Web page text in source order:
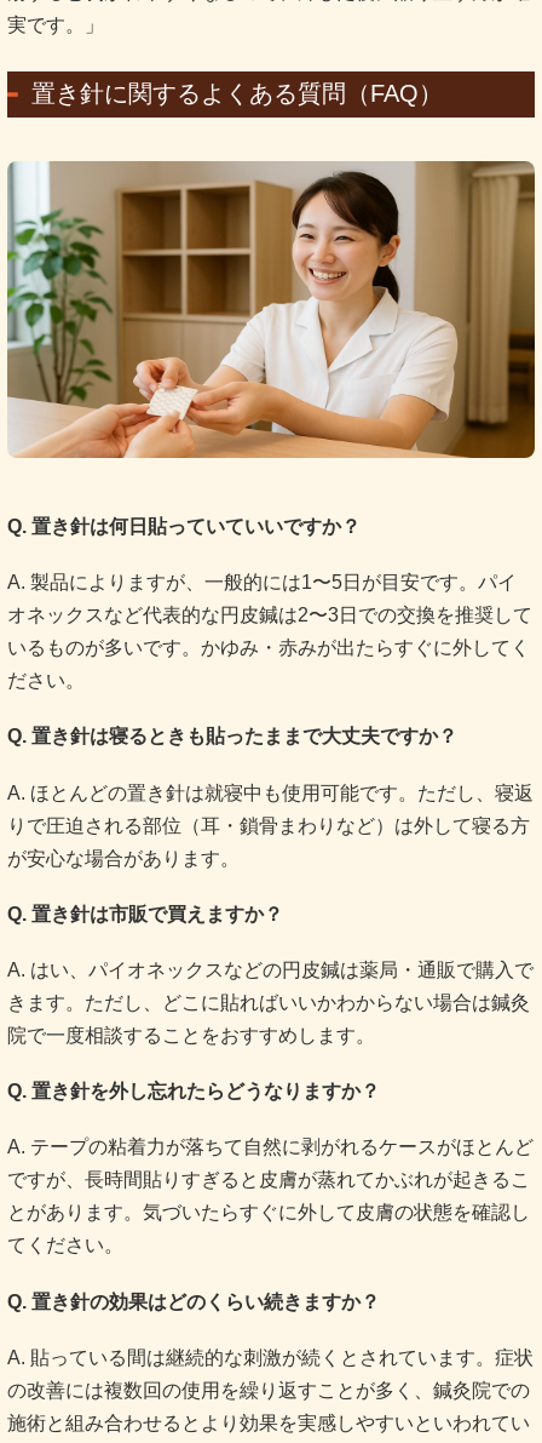
実です。」
置き針に関するよくある質問（FAQ）
Q. 置き針は何日貼っていていいですか？
A. 製品によりますが、一般的には1〜5日が目安です。パイ
オネックスなど代表的な円皮鍼は2〜3日での交換を推奨して
いるものが多いです。かゆみ・赤みが出たらすぐに外してく
ださい。
Q. 置き針は寝るときも貼ったままで大丈夫ですか？
A. ほとんどの置き針は就寝中も使用可能です。ただし、寝返
りで圧迫される部位（耳・鎖骨まわりなど）は外して寝る方
が安心な場合があります。
Q. 置き針は市販で買えますか？
A. はい、パイオネックスなどの円皮鍼は薬局・通販で購入で
きます。ただし、どこに貼ればいいかわからない場合は鍼灸
院で一度相談することをおすすめします。
Q. 置き針を外し忘れたらどうなりますか？
A. テープの粘着力が落ちて自然に剥がれるケースがほとんど
ですが、長時間貼りすぎると皮膚が蒸れてかぶれが起きるこ
とがあります。気づいたらすぐに外して皮膚の状態を確認し
てください。
Q. 置き針の効果はどのくらい続きますか？
A. 貼っている間は継続的な刺激が続くとされています。症状
の改善には複数回の使用を繰り返すことが多く、鍼灸院での
施術と組み合わせるとより効果を実感しやすいといわれてい